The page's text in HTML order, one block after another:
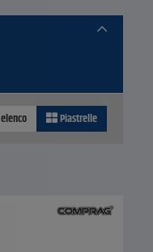
elenco Piastrelle